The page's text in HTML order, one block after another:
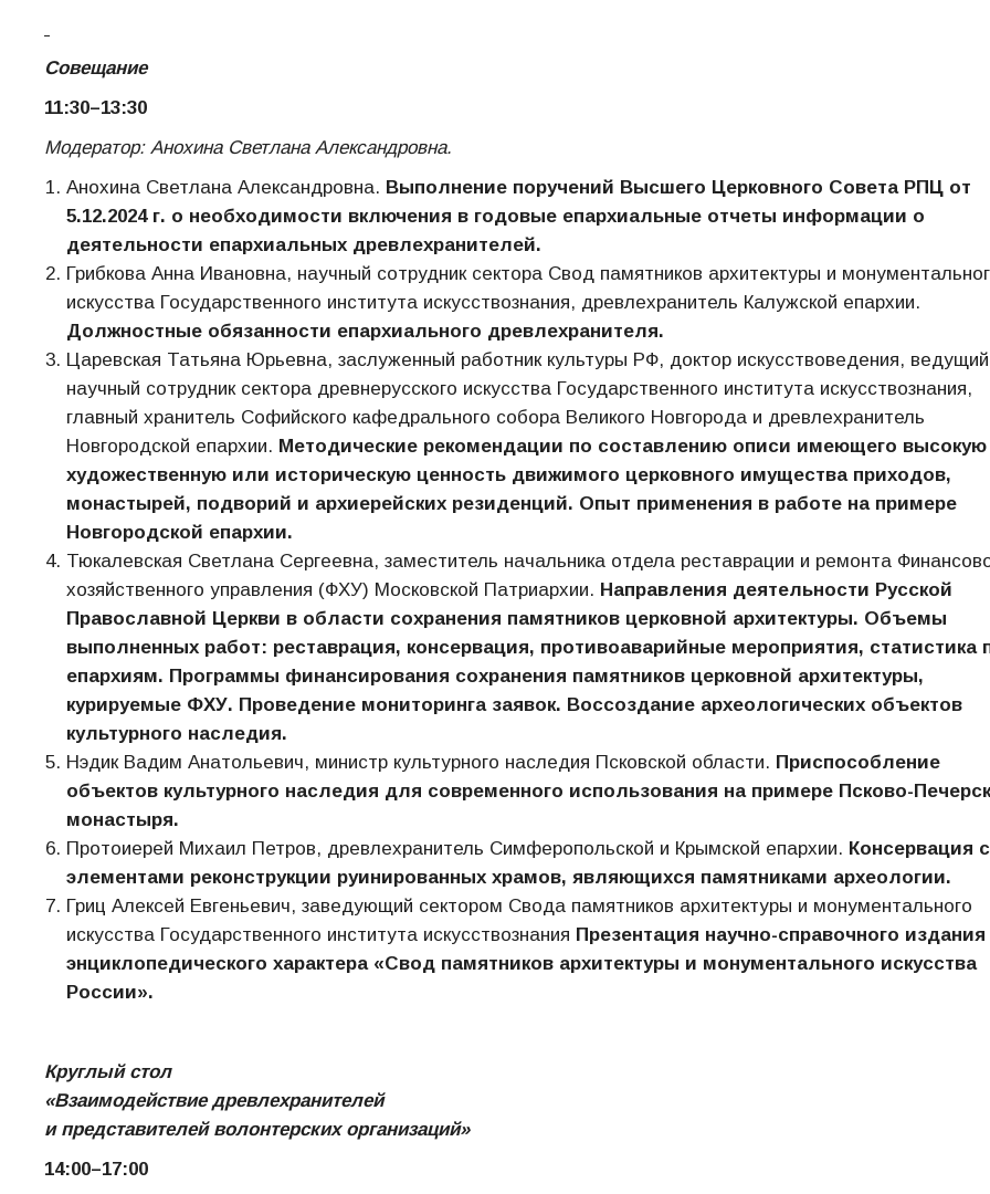
Совещание
11:30–13:30
Модератор: Анохина Светлана Александровна.
Анохина Светлана Александровна. Выполнение поручений Высшего Церковного Совета РПЦ от
5.12.2024 г. о необходимости включения в годовые епархиальные отчеты информации о
деятельности епархиальных древлехранителей.
Грибкова Анна Ивановна, научный сотрудник сектора Свод памятников архитектуры и
искусства Государственного института искусствознания, древлехранитель Калужской епархии.
Должностные обязанности епархиального древлехранителя.
Царевская Татьяна Юрьевна, заслуженный работник культуры РФ, доктор искусствоведения, ведущий
научный сотрудник сектора древнерусского искусства Государственного института искусствознания,
главный хранитель Софийского кафедрального собора Великого Новгорода и древлехранитель
Новгородской епархии. Методические рекомендации по составлению описи имеющего высокую
художественную или историческую ценность движимого церковного имущества приходов,
монастырей, подворий и архиерейских резиденций. Опыт применения в работе на примере
Новгородской епархии.
Тюкалевская Светлана Сергеевна, заместитель начальника отдела реставрации и ремонта
хозяйственного управления (ФХУ) Московской Патриархии. Направления деятельности Русской
Православной Церкви в области сохранения памятников церковной архитектуры. Объемы
выполненных работ: реставрация, консервация, противоаварийные мероприятия, статистика
епархиям. Программы финансирования сохранения памятников церковной архитектуры,
курируемые ФХУ. Проведение мониторинга заявок. Воссоздание археологических объектов
культурного наследия.
Нэдик Вадим Анатольевич, министр культурного наследия Псковской области. Приспособление
объектов культурного наследия для современного использования на примере Псково-
монастыря.
Протоиерей Михаил Петров, древлехранитель Симферопольской и Крымской епархии. Консервация с
элементами реконструкции руинированных храмов, являющихся памятниками археологии.
Гриц Алексей Евгеньевич, заведующий сектором Свода памятников архитектуры и монументального
искусства Государственного института искусствознания Презентация научно-справочного издания
энциклопедического характера «Свод памятников архитектуры и монументального искусства
России».
Круглый стол
«Взаимодействие древлехранителей
и представителей волонтерских организаций»
14:00–17:00